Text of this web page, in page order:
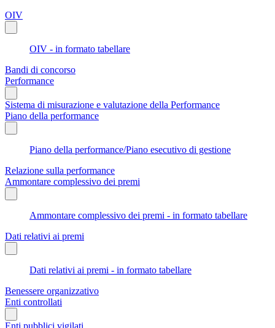
OIV
OIV - in formato tabellare
Bandi di concorso
Performance
Sistema di misurazione e valutazione della Performance
Piano della performance
Piano della performance/Piano esecutivo di gestione
Relazione sulla performance
Ammontare complessivo dei premi
Ammontare complessivo dei premi - in formato tabellare
Dati relativi ai premi
Dati relativi ai premi - in formato tabellare
Benessere organizzativo
Enti controllati
Enti pubblici vigilati